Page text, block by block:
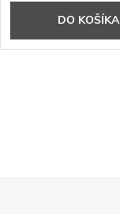
DO KOŠÍKA